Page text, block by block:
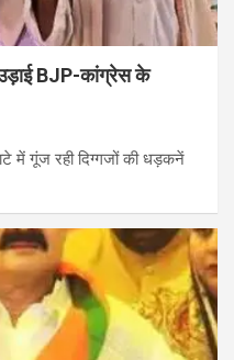
उड़ाई BJP-कांग्रेस के
में गूंज रही दिग्गजों की धड़कनें